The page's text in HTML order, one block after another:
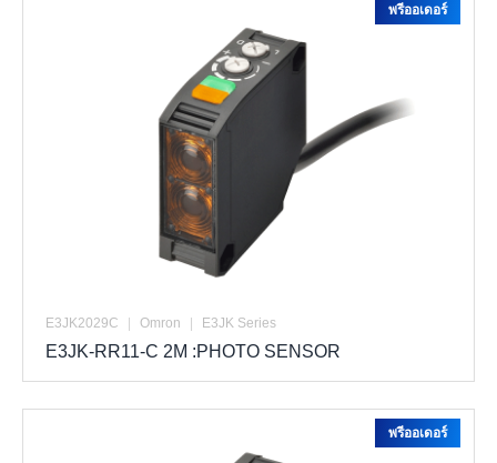
E3JK2029C | Omron | E3JK Series
E3JK-RR11-C 2M :PHOTO SENSOR
พรีออเดอร์
พรีออเดอร์